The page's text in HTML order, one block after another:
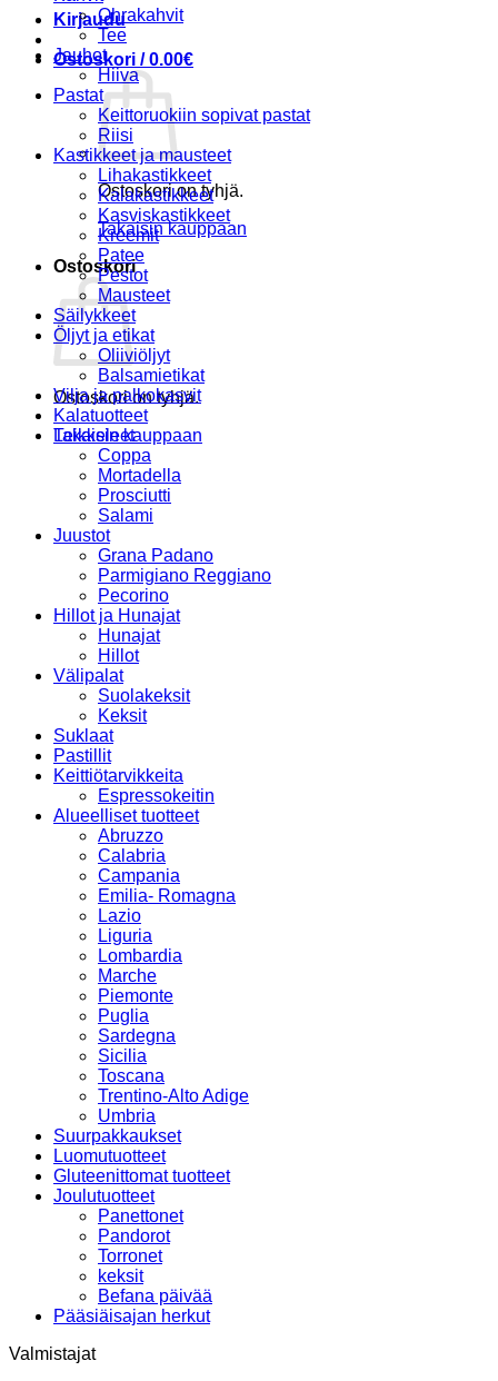
Kirjaudu
Ostoskori /0.00€
Ostoskori on tyhjä.
Takaisin kauppaan
Ostoskori
Ostoskori on tyhjä.
Takaisin kauppaan
Ohrakahvit
Tee
Jauhot
Hiiva
Pastat
Keittoruokiin sopivat pastat
Riisi
Kastikkeet ja mausteet
Lihakastikkeet
Kalakastikkeet
Kasviskastikkeet
Kreemit
Patee
Pestot
Mausteet
Säilykkeet
Öljyt ja etikat
Oliiviöljyt
Balsamietikat
Vilja ja palkokasvit
Kalatuotteet
Leikkeleet
Coppa
Mortadella
Prosciutti
Salami
Juustot
Grana Padano
Parmigiano Reggiano
Pecorino
Hillot ja Hunajat
Hunajat
Hillot
Välipalat
Suolakeksit
Keksit
Suklaat
Pastillit
Keittiötarvikkeita
Espressokeitin
Alueelliset tuotteet
Abruzzo
Calabria
Campania
Emilia- Romagna
Lazio
Liguria
Lombardia
Marche
Piemonte
Puglia
Sardegna
Sicilia
Toscana
Trentino-Alto Adige
Umbria
Suurpakkaukset
Luomutuotteet
Gluteenittomat tuotteet
Joulutuotteet
Panettonet
Pandorot
Torronet
keksit
Befana päivää
Pääsiäisajan herkut
Valmistajat